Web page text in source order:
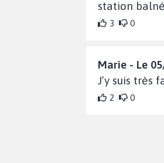
station
3 0
Marie - Le
J’y suis très
2 0